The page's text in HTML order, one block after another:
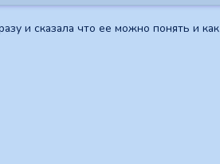
и сказала что ее можно понять и как